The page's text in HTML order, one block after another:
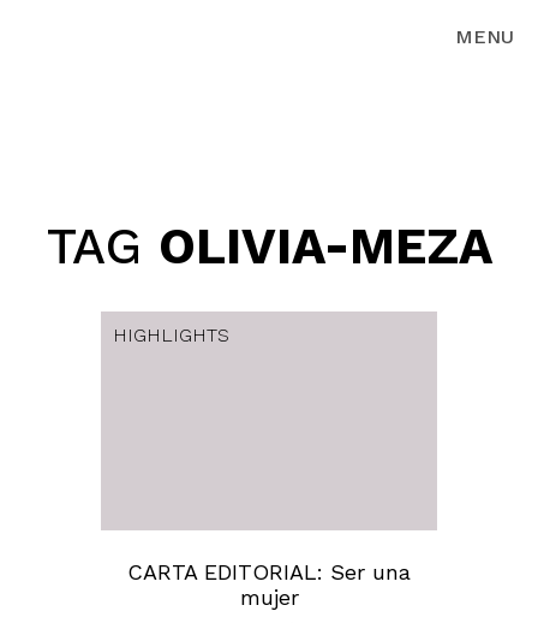
MENU
TAG OLIVIA-MEZA
HIGHLIGHTS
CARTA EDITORIAL: Ser una
mujer